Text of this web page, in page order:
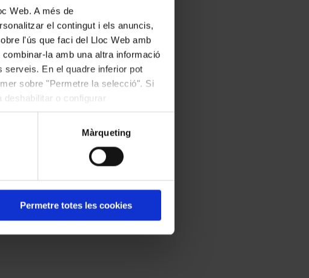
Web. A més de
el contingut i els anuncis,
l'ús que faci del Lloc Web amb
la amb una altra informació
serveis. En el quadre inferior pot
sobre "Permetre la selecció". Si
deshabilitar o configurar
Màrqueting
Permetre totes les cookies